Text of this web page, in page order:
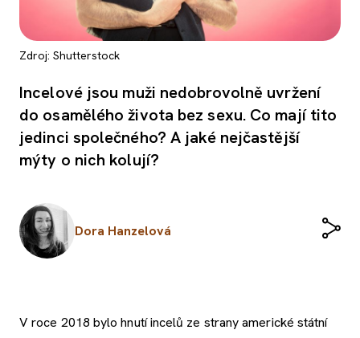
Zdroj: Shutterstock
Incelové jsou muži nedobrovolně uvržení
do osamělého života bez sexu. Co mají tito
jedinci společného? A jaké nejčastější
mýty o nich kolují?
Dora Hanzelová
V roce 2018 bylo hnutí incelů ze strany americké státní